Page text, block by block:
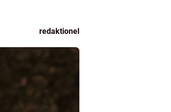
redaktionel